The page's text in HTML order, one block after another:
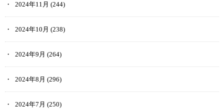
ます。
購入した時の値段よりも高い金額で売却することで、その差額が利
益となるシンプルな方法です。
NFTを販売して稼ぐ
2024年11月 (244)
2024年10月 (238)
2024年9月 (264)
2024年8月 (296)
2024年7月 (250)